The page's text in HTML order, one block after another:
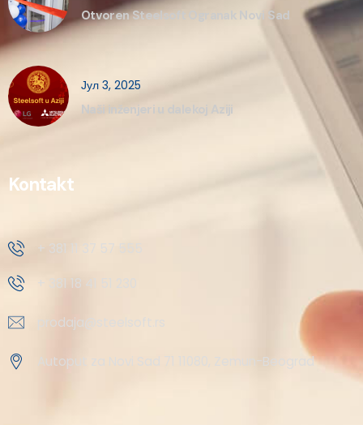
Otvoren Steelsoft Ogranak Novi Sad
Јул 3, 2025
Naši inženjeri u dalekoj Aziji
Kontakt
+ 381 11 37 57 555
+ 381 18 41 51 230
prodaja@steelsoft.rs
Autoput za Novi Sad 71 11080, Zemun-Beograd